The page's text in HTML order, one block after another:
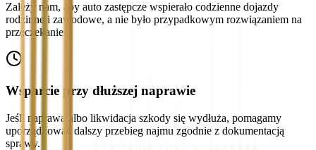
Zależy nam, aby auto zastępcze wspierało codzienne dojazdy
rodzinne i zawodowe, a nie było przypadkowym rozwiązaniem na
przeczekanie.
Wsparcie przy dłuższej naprawie
Jeśli naprawa albo likwidacja szkody się wydłuża, pomagamy
uporządkować dalszy przebieg najmu zgodnie z dokumentacją
sprawy.